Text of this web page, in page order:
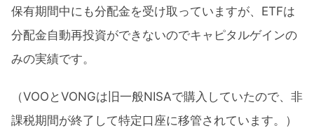
保有期間中にも分配金を受け取っていますが、ETFは
分配金自動再投資ができないのでキャピタルゲインの
みの実績です。
（VOOとVONGは旧一般NISAで購入していたので、非
課税期間が終了して特定口座に移管されています。）